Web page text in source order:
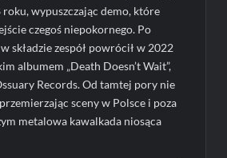
wypuszczając demo, które
czegoś niepokornego. Po
składzie zespół powrócił w 2022
albumem „Death Doesn’t Wait”,
Records. Od tamtej pory nie
sceny w Polsce i poza
metalowa kawalkada niosąca